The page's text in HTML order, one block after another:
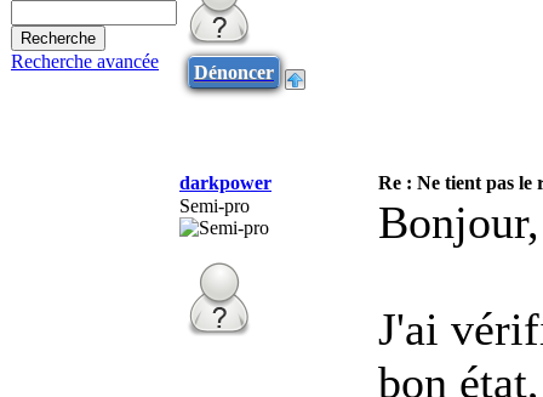
Recherche avancée
Dénoncer
darkpower
Re : Ne tient pas le
Semi-pro
Bonjour,
J'ai
bon